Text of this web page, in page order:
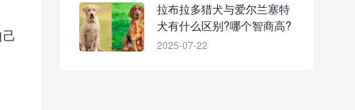
拉布拉多猎犬与爱尔兰塞特
犬有什么区别?哪个智商高?
2025-07-22